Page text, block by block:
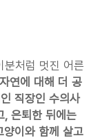
처럼 멋진 어른
연에 대해 더 공
직장인 수의사
, 은퇴한 뒤에는
이와 함께 살고